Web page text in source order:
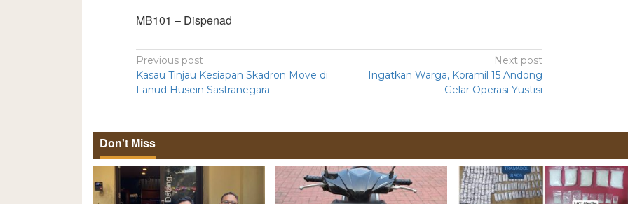
MB101 – Dispenad
Previous post
Kasau Tinjau Kesiapan Skadron Move di
Lanud Husein Sastranegara
Next post
Ingatkan Warga, Koramil 15 Andong
Gelar Operasi Yustisi
Don't Miss